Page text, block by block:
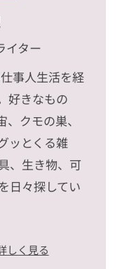
イター
事人生活を経
好きなもの
クモの巣、
ッとくる雑
、生き物、可
日々探してい
しく見る